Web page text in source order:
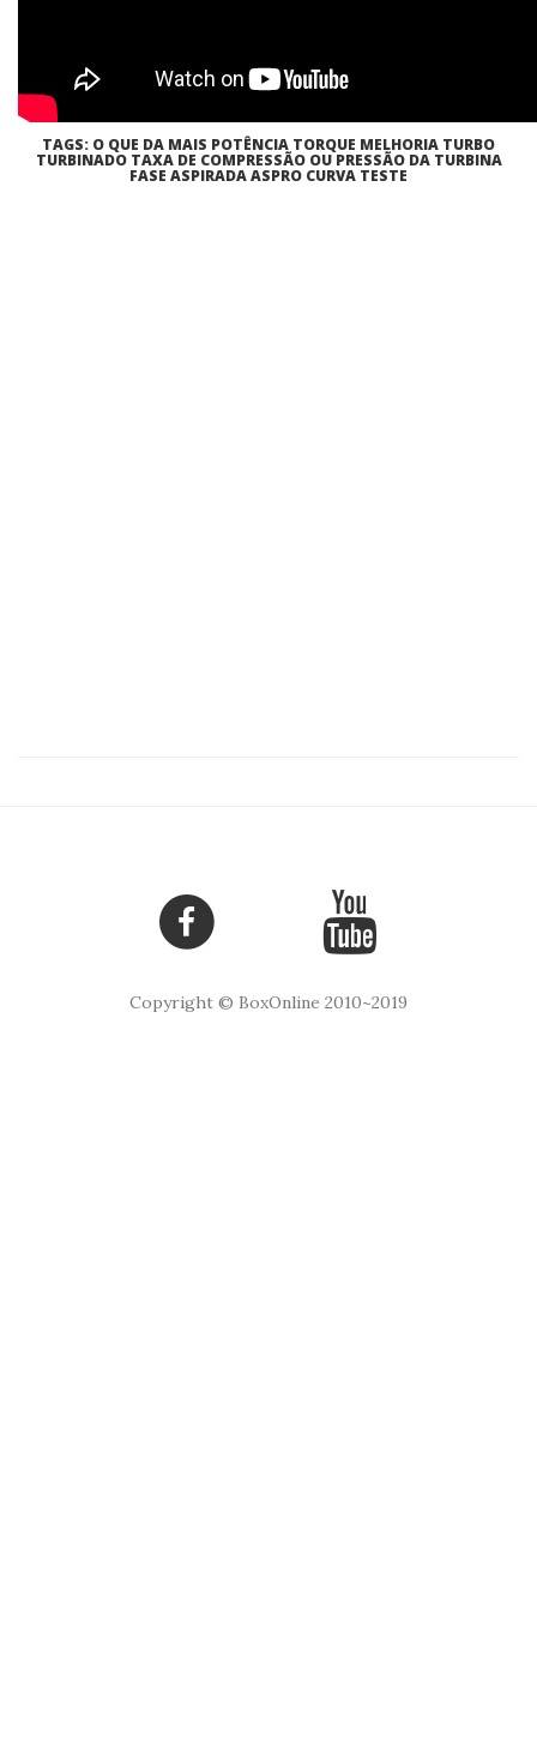
TAGS: O QUE DA MAIS POTÊNCIA TORQUE MELHORIA TURBO
TURBINADO TAXA DE COMPRESSÃO OU PRESSÃO DA TURBINA
FASE ASPIRADA ASPRO CURVA TESTE
Copyright © BoxOnline 2010~2019